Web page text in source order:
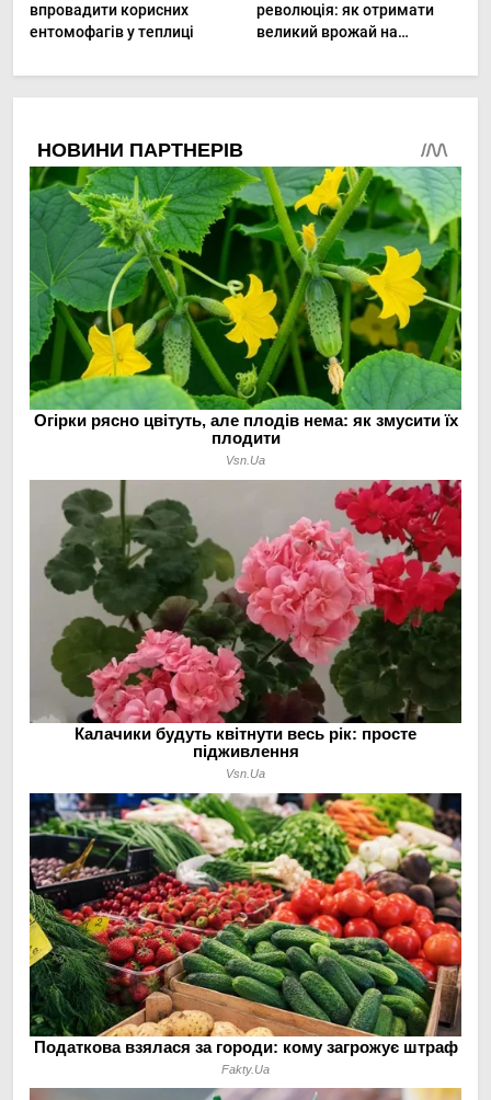
впровадити корисних
ентомофагів у теплиці
революція: як отримати
великий врожай на